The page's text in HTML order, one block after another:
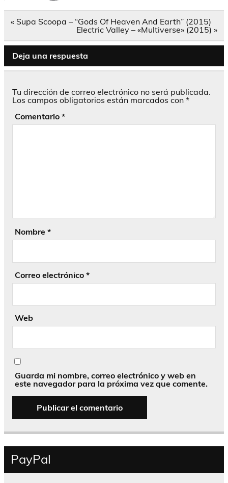
Navegación
« Supa Scoopa – “Gods Of Heaven And Earth” (2015)
Electric Valley – «Multiverse» (2015) »
Deja una respuesta
Tu dirección de correo electrónico no será publicada.
Los campos obligatorios están marcados con *
Comentario *
Nombre *
Correo electrónico *
Web
Guarda mi nombre, correo electrónico y web en
este navegador para la próxima vez que comente.
PayPal